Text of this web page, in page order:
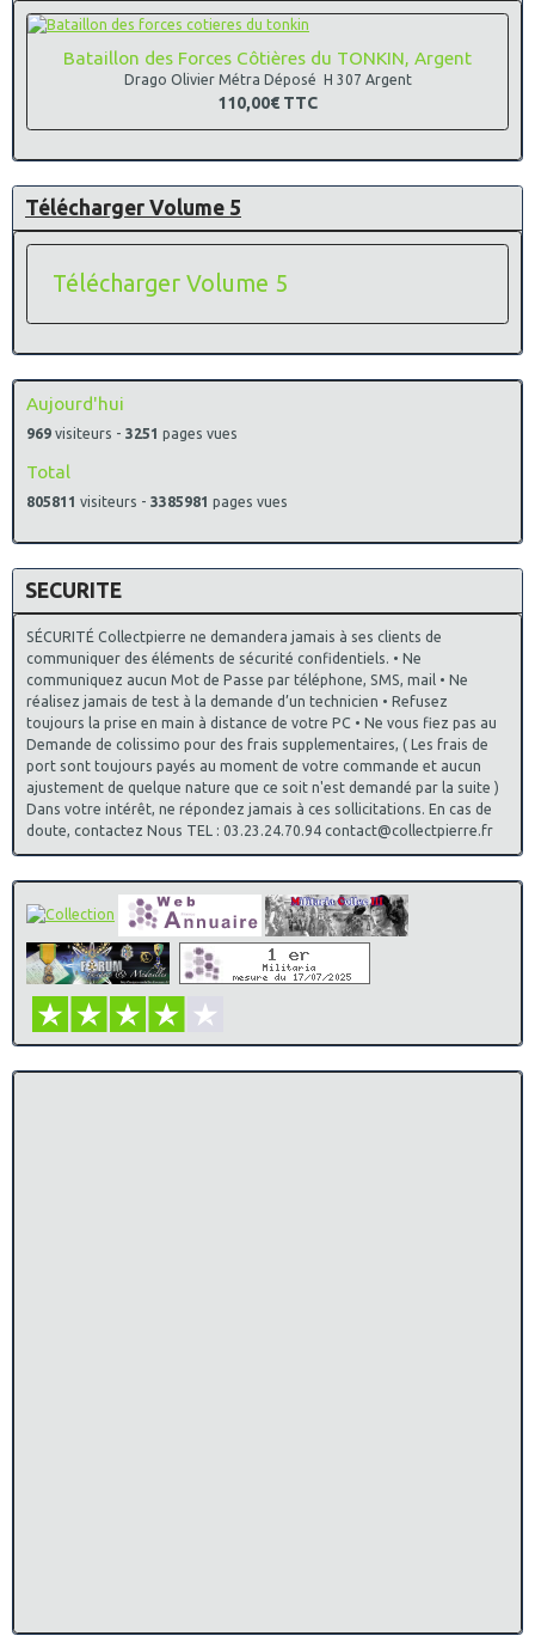
Bataillon des Forces Côtières du TONKIN, Argent
Drago Olivier Métra Déposé H 307 Argent
110,00€ TTC
Télécharger Volume 5
Télécharger Volume 5
Aujourd'hui
969 visiteurs - 3251 pages vues
Total
805811 visiteurs - 3385981 pages vues
SECURITE
SÉCURITÉ Collectpierre ne demandera jamais à ses clients de
communiquer des éléments de sécurité confidentiels. • Ne
communiquez aucun Mot de Passe par téléphone, SMS, mail • Ne
réalisez jamais de test à la demande d’un technicien • Refusez
toujours la prise en main à distance de votre PC • Ne vous fiez pas au
Demande de colissimo pour des frais supplementaires, ( Les frais de
port sont toujours payés au moment de votre commande et aucun
ajustement de quelque nature que ce soit n'est demandé par la suite )
Dans votre intérêt, ne répondez jamais à ces sollicitations. En cas de
doute, contactez Nous TEL : 03.23.24.70.94 contact@collectpierre.fr